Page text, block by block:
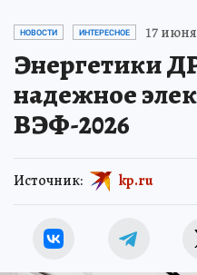
НОВОСТИ ИНТЕРЕСНОЕ 17 июня
Энергетики
надежное
ВЭФ-2026
Источник: kp.ru